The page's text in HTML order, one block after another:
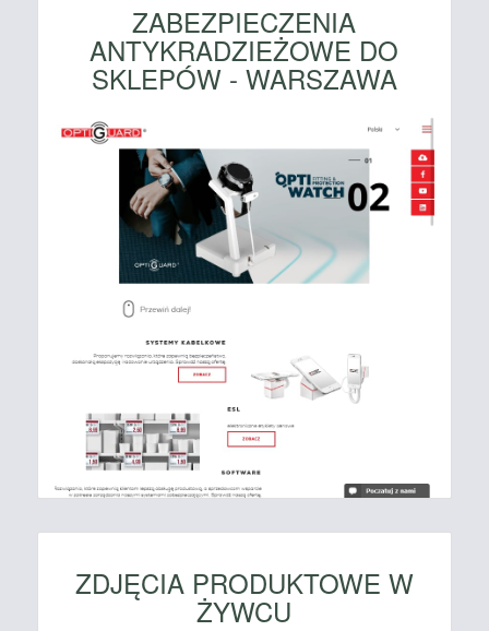
ZABEZPIECZENIA
ANTYKRADZIEŻOWE DO
SKLEPÓW - WARSZAWA
ZDJĘCIA PRODUKTOWE W
ŻYWCU